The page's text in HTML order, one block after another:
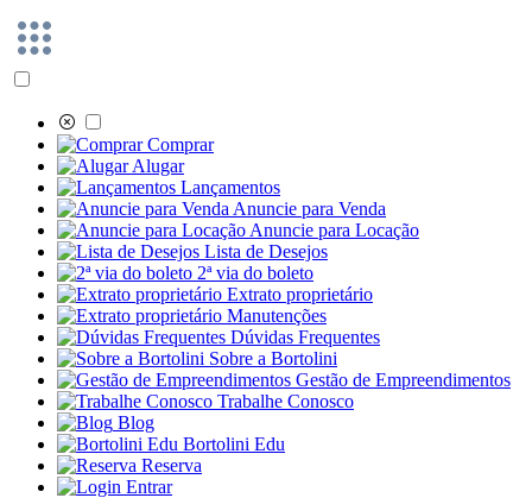
Comprar
Alugar
Lançamentos
Anuncie para Venda
Anuncie para Locação
Lista de Desejos
2ª via do boleto
Extrato proprietário
Manutenções
Dúvidas Frequentes
Sobre a Bortolini
Gestão de Empreendimentos
Trabalhe Conosco
Blog
Bortolini Edu
Reserva
Entrar